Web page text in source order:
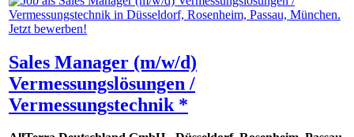
Sales Manager (m/w/d)
Vermessungslösungen /
Vermessungstechnik *